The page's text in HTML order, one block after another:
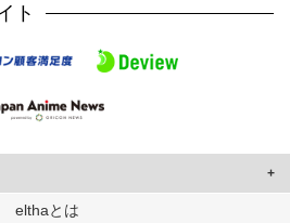
ト
て、ユーザーに合わせたコンテンツや広告の
elthaとは